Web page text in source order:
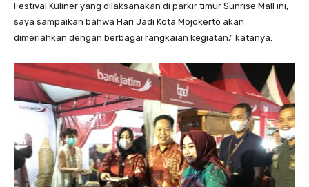
Festival Kuliner yang dilaksanakan di parkir timur Sunrise Mall ini,
saya sampaikan bahwa Hari Jadi Kota Mojokerto akan
dimeriahkan dengan berbagai rangkaian kegiatan,” katanya.